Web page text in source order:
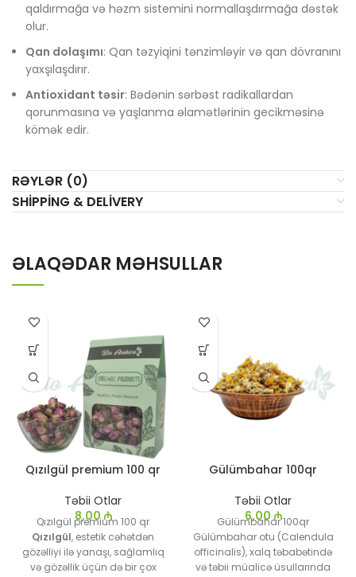
qaldırmağa və həzm sistemini normallaşdırmağa dəstək
olur.
Qan dolaşımı: Qan təzyiqini tənzimləyir və qan dövranını
yaxşılaşdırır.
Antioxidant təsir: Bədənin sərbəst radikallardan
qorunmasına və yaşlanma əlamətlərinin gecikməsinə
kömək edir.
RƏYLƏR (0)
SHIPPING & DELIVERY
ƏLAQƏDAR MƏHSULLAR
Qızılgül premium 100 qr
Təbii Otlar
8,00₼
Qızılgül premium 100 qr
Qızılgül, estetik cəhətdən
gözəlliyi ilə yanaşı, sağlamlıq
və gözəllik üçün də bir çox
Gülümbahar 100qr
Təbii Otlar
6,00₼
Gülümbahar 100qr
Gülümbahar otu (Calendula
officinalis), xalq təbabətində
və təbii müalicə üsullarında